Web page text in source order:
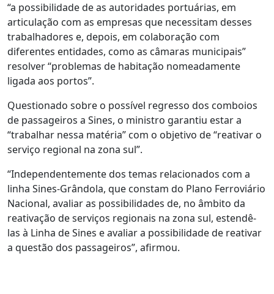
“a possibilidade de as autoridades portuárias, em
articulação com as empresas que necessitam desses
trabalhadores e, depois, em colaboração com
diferentes entidades, como as câmaras municipais”
resolver “problemas de habitação nomeadamente
ligada aos portos”.
Questionado sobre o possível regresso dos comboios
de passageiros a Sines, o ministro garantiu estar a
“trabalhar nessa matéria” com o objetivo de “reativar o
serviço regional na zona sul”.
“Independentemente dos temas relacionados com a
linha Sines-Grândola, que constam do Plano Ferroviário
Nacional, avaliar as possibilidades de, no âmbito da
reativação de serviços regionais na zona sul, estendê-
las à Linha de Sines e avaliar a possibilidade de reativar
a questão dos passageiros”, afirmou.